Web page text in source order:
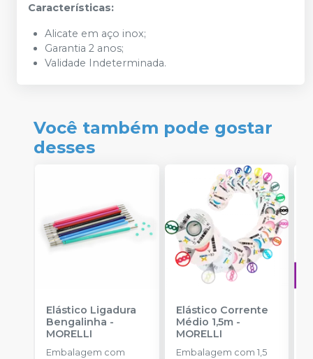
Características:
Alicate em aço inox;
Garantia 2 anos;
Validade Indeterminada.
Você também pode gostar
desses
Elástico Ligadura
Bengalinha -
MORELLI
Embalagem com
Elástico Corrente
Médio 1,5m-
MORELLI
Embalagem com 1,5